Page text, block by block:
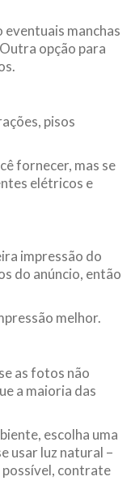
manchas
opção para
pisos
fornecer, mas se
elétricos e
impressão do
do anúncio, então
melhor.
as fotos não
a maioria das
escolha uma
usar luz natural –
possível, contrate